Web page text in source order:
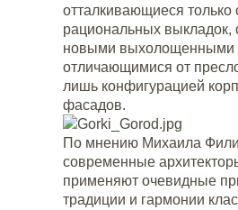
отталкивающиеся
рациональных
новыми выхолощенными
отличающимися от
лишь конфигурацией
фасадов.
По мнению Михаила
современные
применяют очевидные
традиции и гармонии